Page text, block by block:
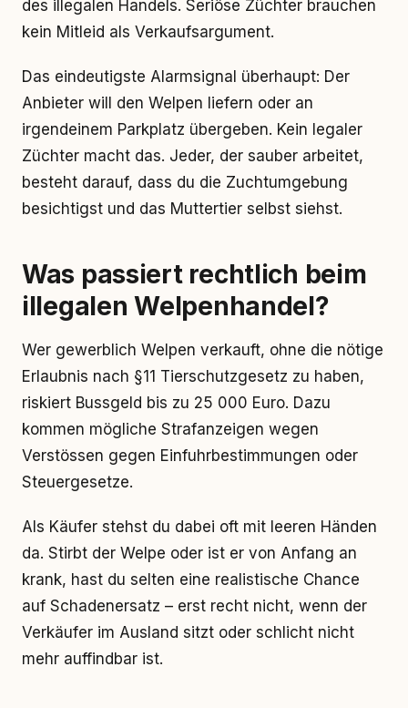
des illegalen Handels. Seriöse Züchter brauchen
kein Mitleid als Verkaufsargument.
Das eindeutigste Alarmsignal überhaupt: Der
Anbieter will den Welpen liefern oder an
irgendeinem Parkplatz übergeben. Kein legaler
Züchter macht das. Jeder, der sauber arbeitet,
besteht darauf, dass du die Zuchtumgebung
besichtigst und das Muttertier selbst siehst.
Was passiert rechtlich beim
illegalen Welpenhandel?
Wer gewerblich Welpen verkauft, ohne die nötige
Erlaubnis nach §11 Tierschutzgesetz zu haben,
riskiert Bussgeld bis zu 25 000 Euro. Dazu
kommen mögliche Strafanzeigen wegen
Verstössen gegen Einfuhrbestimmungen oder
Steuergesetze.
Als Käufer stehst du dabei oft mit leeren Händen
da. Stirbt der Welpe oder ist er von Anfang an
krank, hast du selten eine realistische Chance
auf Schadenersatz – erst recht nicht, wenn der
Verkäufer im Ausland sitzt oder schlicht nicht
mehr auffindbar ist.